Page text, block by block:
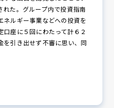
について
た。グループ内で投資指南
ルギー事業などへの投資を
座に５回にわたって計６２
を引き出せず不審に思い、同